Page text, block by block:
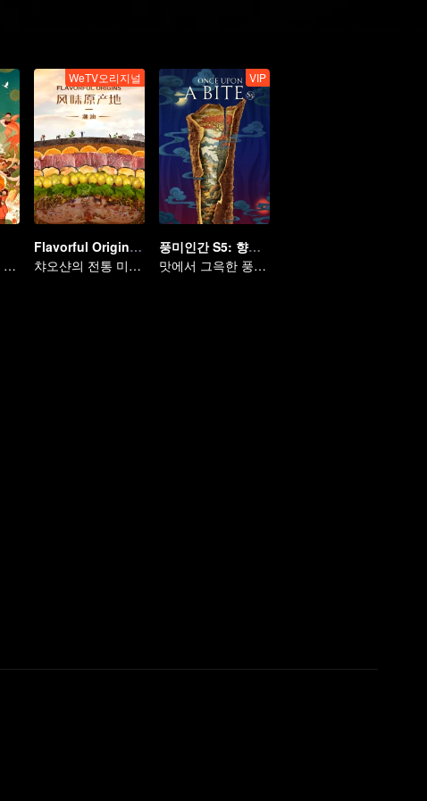
국민 샤브샤브는 백번 먹어도 질리지 않아
WeTV오리지널
Flavorful Origins: Chao Shan
챠오샨의 전통 미식 탐방
VIP
풍미인간 S5: 향신료의 전설
맛에서 그윽한 풍미가